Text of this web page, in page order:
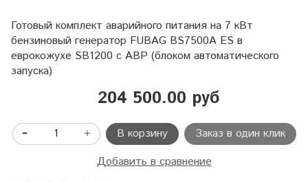
Готовый комплект аварийного питания на 7 кВт
бензиновый генератор FUBAG BS7500A ES в
еврокожухе SB1200 с АВР (блоком автоматического
запуска)
204 500.00 руб
В корзину
Заказ в один клик
Добавить в сравнение